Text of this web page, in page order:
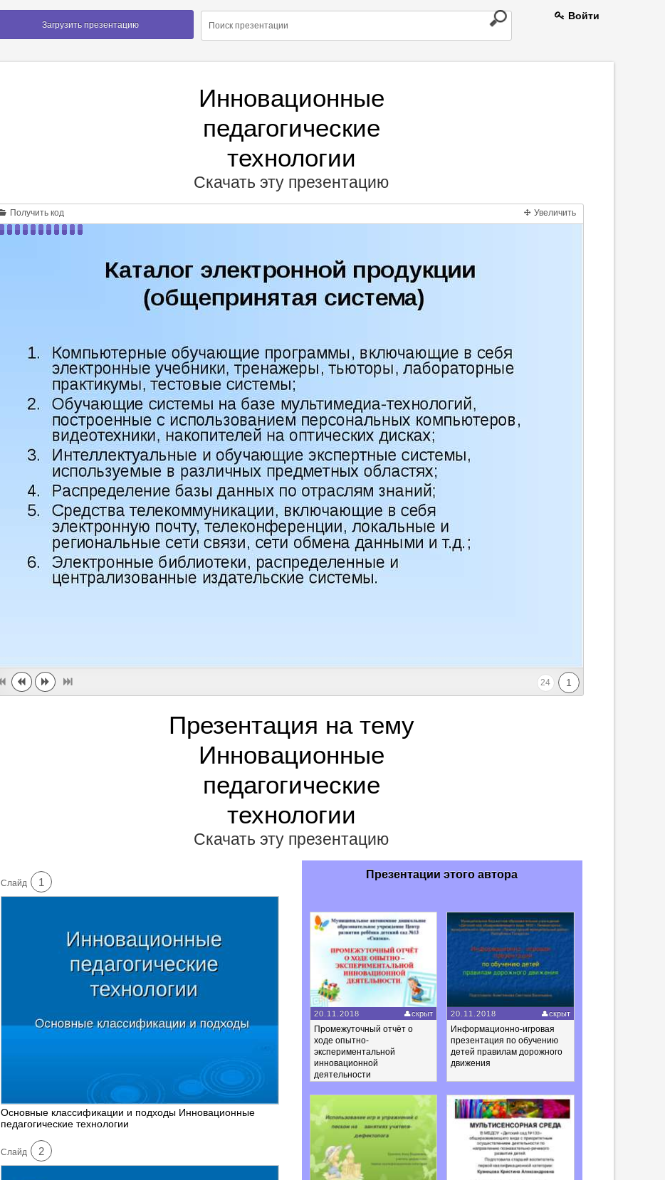
Загрузить презентацию
Войти
Инновационные
педагогические
технологии
Скачать эту презентацию
Получить код Увеличить
1
24
Презентация на тему
Инновационные
педагогические
технологии
Скачать эту презентацию
Cлайд 1
Основные классификации и подходы Инновационные
педагогические технологии
Cлайд 2
Презентации этого автора
20.11.2018 скрыт
Промежуточный отчёт о
ходе опытно-
экспериментальной
инновационной
деятельности
20.11.2018 скрыт
Информационно-игровая
презентация по обучению
детей правилам дорожного
движения